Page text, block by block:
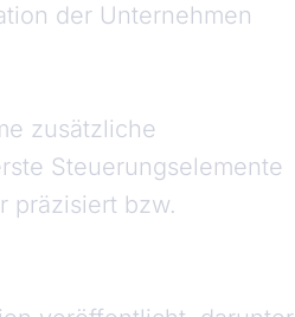
der Unternehmen
zusätzliche
Steuerungselemente
präzisiert bzw.